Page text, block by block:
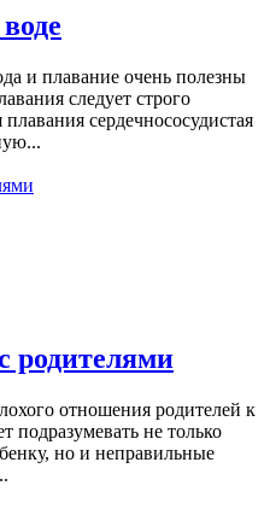
и плавание очень полезны
следует строго
сердечнососудистая
...
родителями
отношения родителей к
подразумевать не только
но и неправильные